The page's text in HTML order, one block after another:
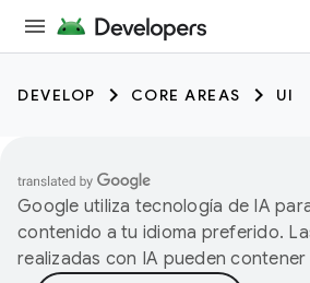
DEVELOP CORE AREAS UI
Google utiliza tecnología de IA
contenido a tu idioma preferido.
realizadas con IA pueden